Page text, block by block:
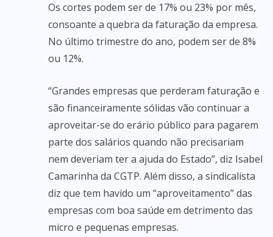
Os cortes podem ser de 17% ou 23% por mês,
consoante a quebra da faturação da empresa.
No último trimestre do ano, podem ser de 8%
ou 12%.
“Grandes empresas que perderam faturação e
são financeiramente sólidas vão continuar a
aproveitar-se do erário público para pagarem
parte dos salários quando não precisariam
nem deveriam ter a ajuda do Estado”, diz Isabel
Camarinha da CGTP. Além disso, a sindicalista
diz que tem havido um “aproveitamento” das
empresas com boa saúde em detrimento das
micro e pequenas empresas.